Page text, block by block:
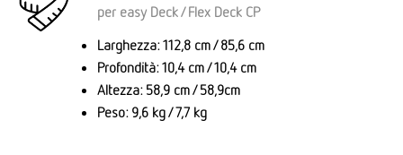
per easy Deck / Flex Deck CP
Larghezza: 112,8 cm / 85,6 cm
Profondità: 10,4 cm / 10,4 cm
Altezza: 58,9 cm / 58,9cm
Peso: 9,6 kg / 7,7 kg